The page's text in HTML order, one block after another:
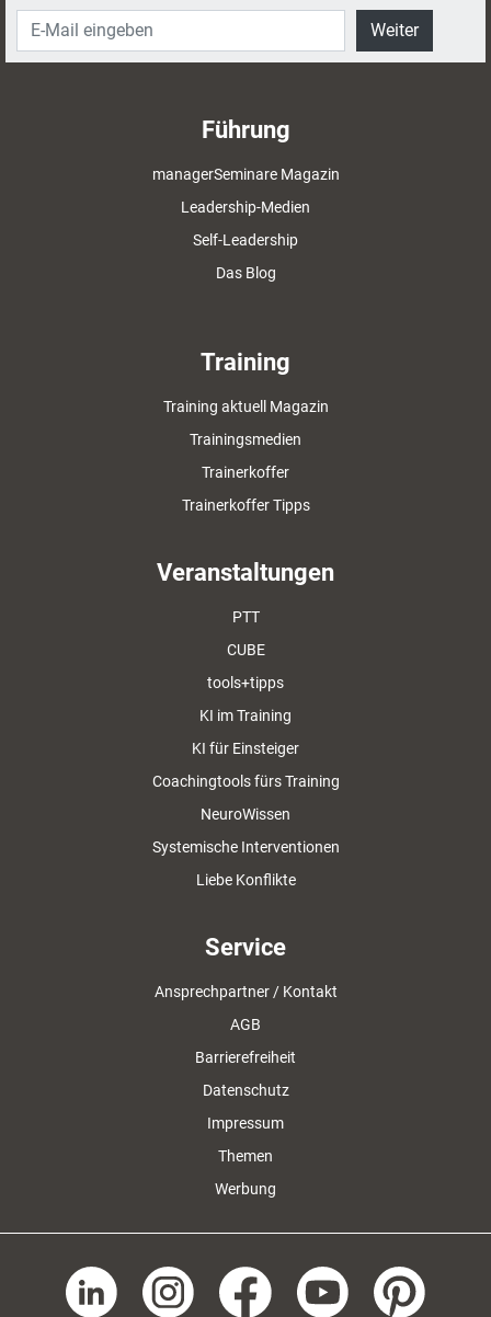
Weiter
Führung
managerSeminare Magazin
Leadership-Medien
Self-Leadership
Das Blog
Training
Training aktuell Magazin
Trainingsmedien
Trainerkoffer
Trainerkoffer Tipps
Veranstaltungen
PTT
CUBE
tools+tipps
KI im Training
KI für Einsteiger
Coachingtools fürs Training
NeuroWissen
Systemische Interventionen
Liebe Konflikte
Service
Ansprechpartner / Kontakt
AGB
Barrierefreiheit
Datenschutz
Impressum
Themen
Werbung